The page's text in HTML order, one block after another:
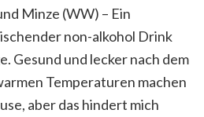
Minze (WW) – Ein
non-alkohol Drink
Gesund und lecker nach dem
Temperaturen machen
aber das hindert mich